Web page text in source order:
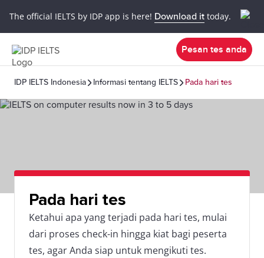
The official IELTS by IDP app is here! Download it today.
Pesan tes anda
IDP IELTS Indonesia Informasi tentang IELTS Pada hari tes
Pada hari tes
Ketahui apa yang terjadi pada hari tes, mulai
dari proses check-in hingga kiat bagi peserta
tes, agar Anda siap untuk mengikuti tes.